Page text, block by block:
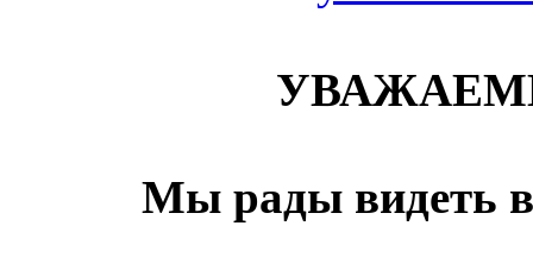
Мы рады видеть